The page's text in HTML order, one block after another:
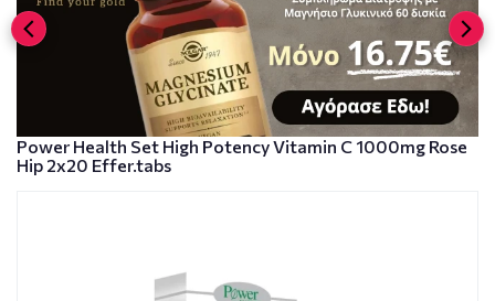
Power Health Set High Potency Vitamin C 1000mg Rose
Hip 2x20 Effer.tabs